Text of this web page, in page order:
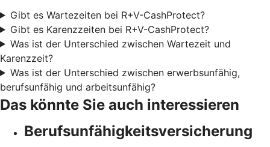
Gibt es Wartezeiten bei R+V-CashProtect?
Gibt es Karenzzeiten bei R+V-CashProtect?
Was ist der Unterschied zwischen Wartezeit und
Karenzzeit?
Was ist der Unterschied zwischen erwerbsunfähig,
berufsunfähig und arbeitsunfähig?
Das könnte Sie auch interessieren
Berufsunfähigkeitsversicherung